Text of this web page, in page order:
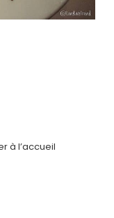
à l’accueil